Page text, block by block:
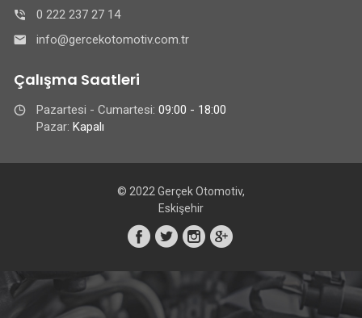
0 222 237 27 14
info@gercekotomotiv.com.tr
Çalışma Saatleri
Pazartesi - Cumartesi: 09:00 - 18:00
Pazar: Kapalı
© 2022 Gerçek Otomotiv,
Eskişehir